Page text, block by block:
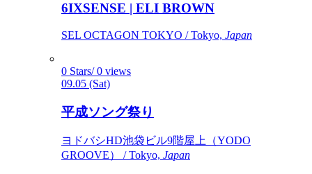
6IXSENSE | ELI BROWN
SEL OCTAGON TOKYO / Tokyo, Japan
0 Stars/ 0 views
09.05 (Sat)
平成ソング祭り
ヨドバシHD池袋ビル9階屋上（YODO
GROOVE） / Tokyo, Japan